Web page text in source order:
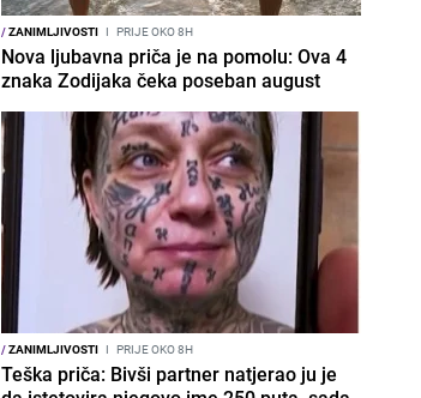
/ZANIMLJIVOSTI I PRIJE OKO 8H
Nova ljubavna priča je na pomolu: Ova 4
znaka Zodijaka čeka poseban august
/ZANIMLJIVOSTI I PRIJE OKO 8H
Teška priča: Bivši partner natjerao ju je